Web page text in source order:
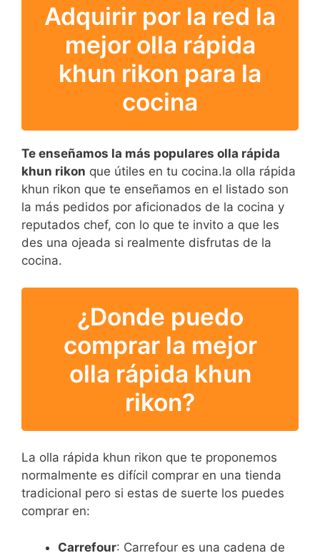
Adquirir por la red la
mejor olla rápida
khun rikon para la
cocina
Te enseñamos la más populares olla rápida
khun rikon que útiles en tu cocina.la olla rápida
khun rikon que te enseñamos en el listado son
la más pedidos por aficionados de la cocina y
reputados chef, con lo que te invito a que les
des una ojeada si realmente disfrutas de la
cocina.
¿Donde puedo
comprar la mejor
olla rápida khun
rikon?
La olla rápida khun rikon que te proponemos
normalmente es difícil comprar en una tienda
tradicional pero si estas de suerte los puedes
comprar en:
Carrefour: Carrefour es una cadena de